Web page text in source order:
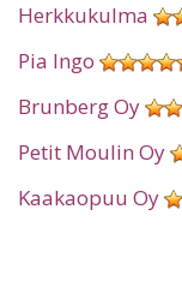
Herkkukulma
Pia Ingo
Brunberg Oy
Petit Moulin Oy
Kaakaopuu Oy